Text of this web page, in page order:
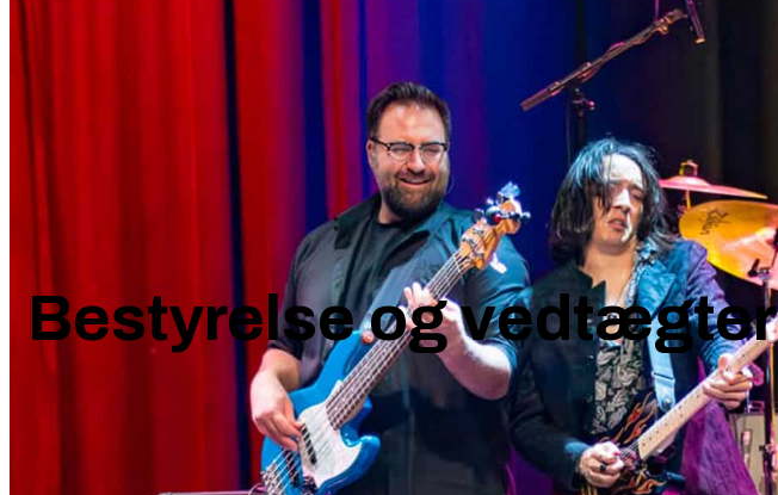
Bestyrelse og vedtægter